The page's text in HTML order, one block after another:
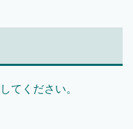
してください。